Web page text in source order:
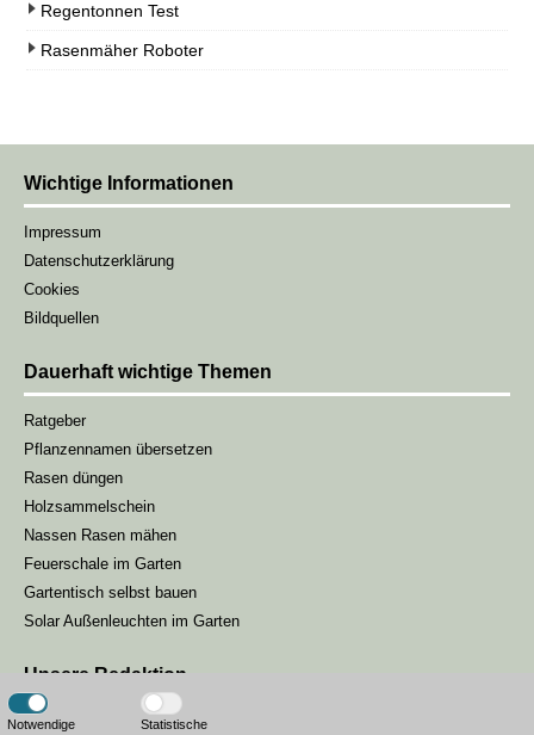
Regentonnen Test
Rasenmäher Roboter
Wichtige Informationen
Impressum
Datenschutzerklärung
Cookies
Bildquellen
Dauerhaft wichtige Themen
Ratgeber
Pflanzennamen übersetzen
Rasen düngen
Holzsammelschein
Nassen Rasen mähen
Feuerschale im Garten
Gartentisch selbst bauen
Solar Außenleuchten im Garten
Unsere Redaktion
Unsere Gartenmagazin-Redaktion besteht aus drei Redakteuren, die
Notwendige Statistische